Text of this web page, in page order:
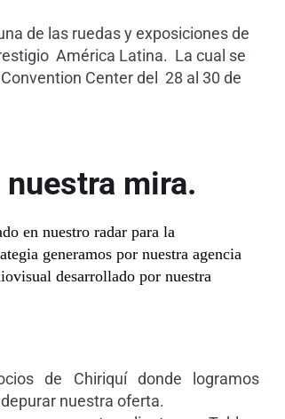
de las ruedas y exposiciones de
América Latina. La cual se
Center del 28 al 30 de
mira.
en nuestro radar para la
generamos por nuestra agencia
desarrollado por nuestra
de Chiriquí donde logramos
nuestra oferta.